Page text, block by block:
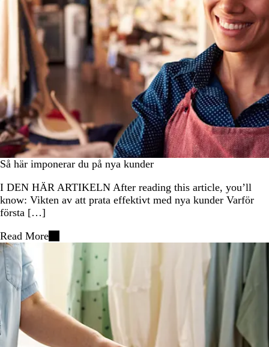
Så här imponerar du på nya kunder
I DEN HÄR ARTIKELN After reading this article, you’ll
know: Vikten av att prata effektivt med nya kunder Varför
första […]
Read More